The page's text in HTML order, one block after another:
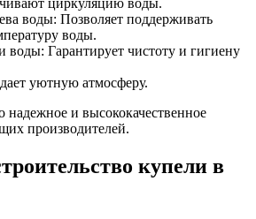
циркуляцию воды.
воды: Позволяет поддерживать
воды.
воды: Гарантирует чистоту и гигиену
уютную атмосферу.
надежное и высококачественное
производителей.
купели в